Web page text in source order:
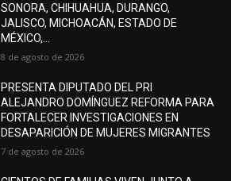
SONORA, CHIHUAHUA, DURANGO,
JALISCO, MICHOACÁN, ESTADO DE
MÉXICO,...
8 de agosto de 2026
PRESENTA DIPUTADO DEL PRI
ALEJANDRO DOMÍNGUEZ REFORMA PARA
FORTALECER INVESTIGACIONES EN
DESAPARICIÓN DE MUJERES MIGRANTES
7 de agosto de 2026